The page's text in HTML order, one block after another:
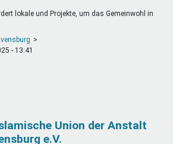
lokale und Projekte, um das Gemeinwohl in
- 13:41
Union der Anstalt
e.V.